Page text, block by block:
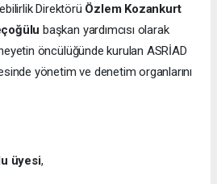
Direktörü Özlem Kozankurt
başkan yardımcısı olarak
öncülüğünde kurulan ASRİAD
yönetim ve denetim organlarını
üyesi,